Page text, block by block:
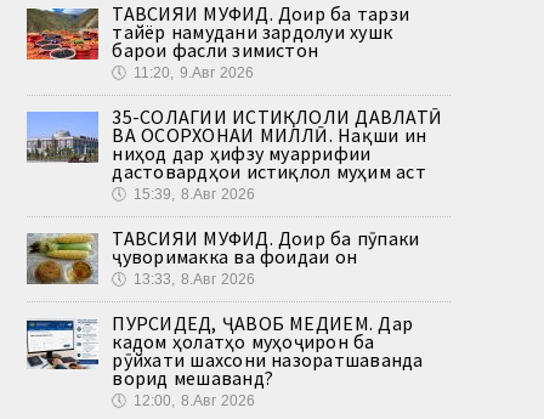
ТАВСИЯИ МУФИД. Доир ба тарзи
тайёр намудани зардолуи хушк
барои фасли зимистон
🕔 11:20, 9.Авг 2026
35-СОЛАГИИ ИСТИҚЛОЛИ ДАВЛАТӢ
ВА ОСОРХОНАИ МИЛЛӢ. Нақши ин
ниҳод дар ҳифзу муаррифии
дастовардҳои истиқлол муҳим аст
🕔 15:39, 8.Авг 2026
ТАВСИЯИ МУФИД. Доир ба пӯпаки
ҷуворимакка ва фоидаи он
🕔 13:33, 8.Авг 2026
ПУРСИДЕД, ҶАВОБ МЕДИҲЕМ. Дар
кадом ҳолатҳо муҳоҷирон ба
рӯйхати шахсони назоратшаванда
ворид мешаванд?
🕔 12:00, 8.Авг 2026